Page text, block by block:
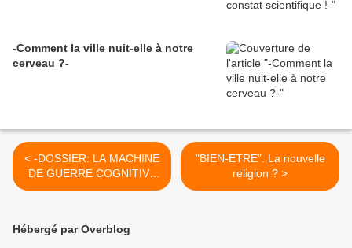
-Comment la ville nuit-elle à notre
cerveau ?-
< -DOSSIER: LA MACHINE
DE GUERRE COGNITIVE
(partie 2)-
"BIEN-ETRE": La nouvelle
religion ? >
Hébergé par Overblog